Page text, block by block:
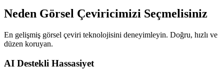
Neden Görsel Çeviricimizi Seçmelisiniz
En gelişmiş görsel çeviri teknolojisini deneyimleyin. Doğru, hızlı ve
düzen koruyan.
AI Destekli Hassasiyet